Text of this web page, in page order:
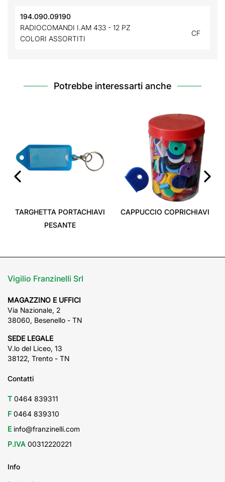
194.090.09190
RADIOCOMANDI I.AM 433 - 12 PZ
COLORI ASSORTITI
CF
Potrebbe interessarti anche
TARGHETTA PORTACHIAVI
PESANTE
CAPPUCCIO COPRICHIAVI
Vigilio Franzinelli Srl
MAGAZZINO E UFFICI
Via Nazionale, 2
38060, Besenello - TN
SEDE LEGALE
V.lo del Liceo, 13
38122, Trento - TN
Contatti
T 0464 839311
F 0464 839310
E info@franzinelli.com
P.IVA 00312220221
Info